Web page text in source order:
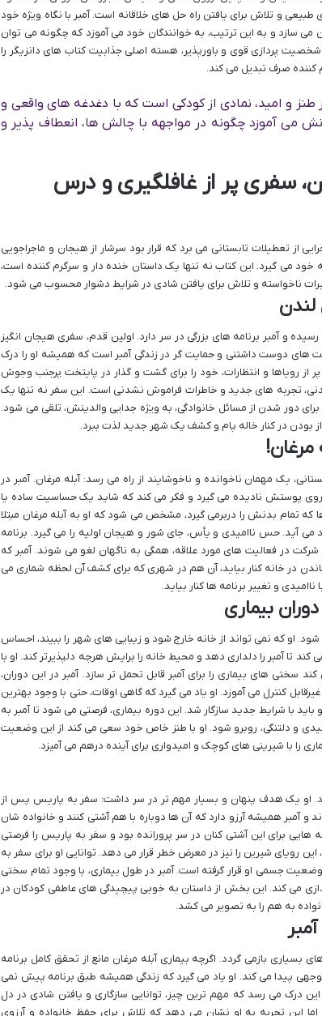
طبیعی و تلاش برای یافتن راه حل های خلاقانه است. آمبر با نگاه ویژه خود
می سازد و به این ترتیب، به خوانندگان خود می آموزد که چگونه می توان
پردازی قوی و باورپذیر، هسته اصلی جذابیت کتاب های دانزیگر را
کننده صرف تبدیل می کند.
و امید، نمادی از کودکی است که با دغدغه های واقعی و
می آموزد چگونه در مواجهه با چالش ها، انعطاف پذیر و
سفری پر از غافلگیری و درس
از تعطیلات تابستانی می برد که قرار بود سرشار از هیجان و ماجراجویی
خود می گیرد. این کتاب نه تنها یک داستان خنده دار و سرگرم کننده است،
ناخواسته و تلاش برای یافتن شادی در شرایط دشوار محسوب می شود.
و آمبر برنامه های بزرگی در سر دارد. اولین قدم، سفری هیجان انگیز
های دوست داشتنی و حمایت گر در زندگی آمبر است که همیشه او را درک
از رویاها و انتظارات، خود را برای گشت و گذار در پایتخت پرجنب وجوش
تجربه های جدید و خاطرات فراموش نشدنی است. این سفر نه تنها یک
دور شدن از مسائل خانوادگی، به ویژه جدایی والدینش، تلقی می شود.
بودن در کنار خاله پام و کشف یک شهر جدید لذت ببرد.
یک مهمان ناخوانده و ناخوشایند از راه می رسد: آبله مرغان. آمبر در
پوستش نادیده می گیرد و فکر می کند که شاید یک حساسیت ساده یا
تمام بدنش را دربرمی گیرد، مشخص می شود که او به آبله مرغان مبتلا
آید. حس ناامیدی و یأس، جای شور و هیجان اولیه را می گیرد. برنامه
در فعالیت های مورد علاقه، همگی به ناگهان لغو می شوند. آمبر که
ماندن در خانه کنار بیاید، آن هم در شهری که برای کشف آن لحظه شماری می
و تغییر برنامه ها کنار بیاید.
او که نمی تواند از خانه خارج شود و زیبایی های شهر را ببیند، احساس
تا آمبر را دلداری دهد و محیط خانه را برایش هرچه دلپذیرتر کند. او با
سختی های بیماری را برای آمبر قابل تحمل تر سازد. آمبر در این دوران،
کنترل می آموزد. او یاد می گیرد که گاهی اوقات، حتی با وجود بهترین
با شرایط جدید سازگار شد. این دوره بیماری، فرصتی می شود تا آمبر به
و دلتنگی، روبرو شود. او با طنز خاص خود سعی می کند از این وضعیت
را با شیرینی های کوچک و امیدواری برای آینده درهم می آمیزد.
او یک هدف پنهان و بسیار مهم تر در سر داشت: سفر به پاریس پس از
و آمبر همیشه آرزو دارد که آن ها دوباره با هم آشتی کنند و خانواده شان
برای این آشتی کنان در سر پرورانده بود و سفر به پاریس را فرصتی
این رویای شیرین را نیز در معرض خطر قرار می دهد. توانایی او برای سفر به
جسمی او قرار گرفته است. آمبر در طول بیماری، با وجود تمام سختی
می کند. این بخش از داستان به خوبی پیچیدگی های عاطفی کودکان در
به هم را به تصویر می کشد.
بازمی گردد. اگرچه بیماری آبله مرغان مانع از تحقق کامل برنامه
پیدا می کند. او یاد می گیرد که زندگی همیشه طبق برنامه پیش نمی
این درک می رسد که مهم ترین چیز، توانایی سازگاری و یافتن شادی در دل
این تجربه به او نشان می دهد که تلاش برای حفظ خانواده و آرزوی